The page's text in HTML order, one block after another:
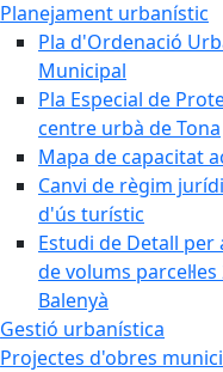
Planejament urbanístic
Pla d'Ordenació
Municipal
Pla Especial de
centre urbà de Tona
Mapa de capacitat
Canvi de règim
d'ús turístic
Estudi de Detall per
de volums
Balenyà
Gestió urbanística
Projectes d'obres